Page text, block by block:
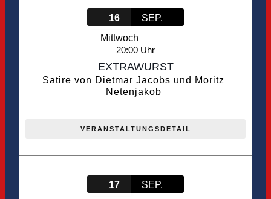
16
SEP.
Mittwoch
20:00
EXTRAWURST
Satire von Dietmar Jacobs und Moritz
Netenjakob
VERANSTALTUNGSDETAIL
17
SEP.